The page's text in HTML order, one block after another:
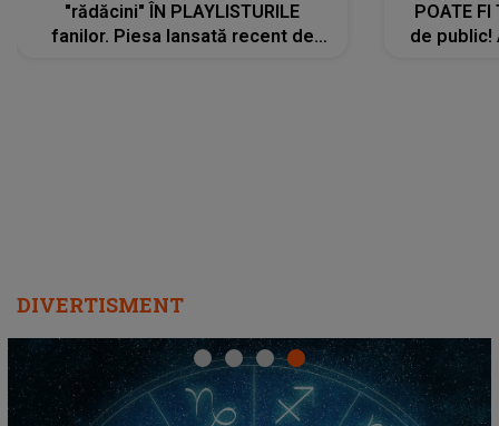
"rădăcini" ÎN PLAYLISTURILE
fanilor. Piesa lansată recent de
POATE FI
de public!
DIVERTISMENT